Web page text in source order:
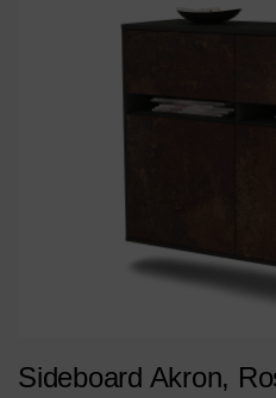
Sideboard Akron,